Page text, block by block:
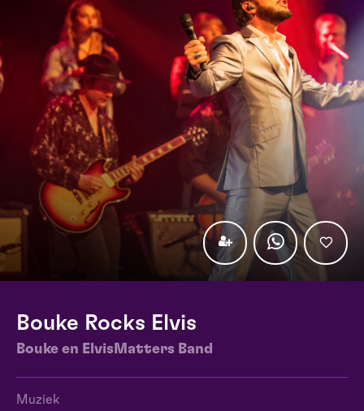
Bouke Rocks Elvis
Bouke en ElvisMatters Band
Muziek